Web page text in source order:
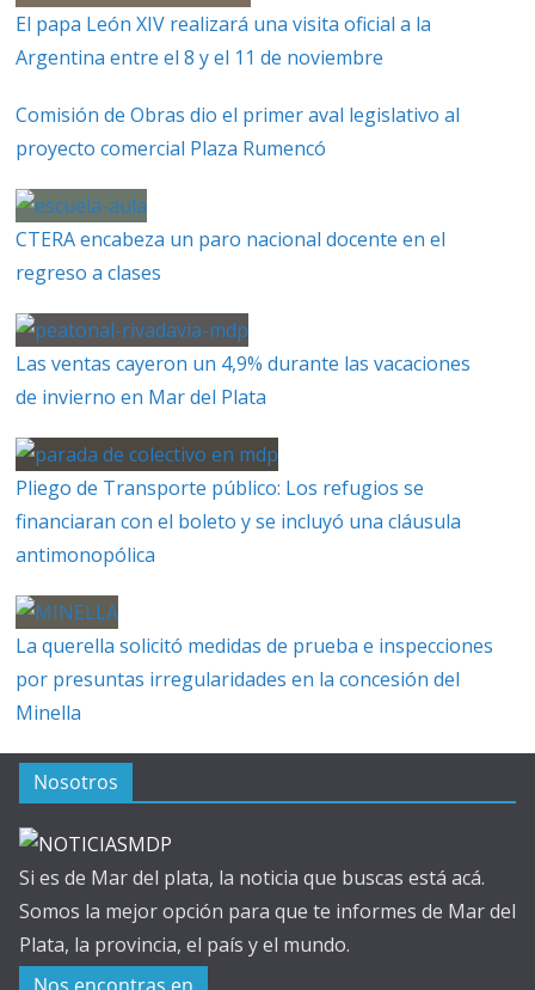
El papa León XIV realizará una visita oficial a la
Argentina entre el 8 y el 11 de noviembre
Comisión de Obras dio el primer aval legislativo al
proyecto comercial Plaza Rumencó
CTERA encabeza un paro nacional docente en el
regreso a clases
Las ventas cayeron un 4,9% durante las vacaciones
de invierno en Mar del Plata
Pliego de Transporte público: Los refugios se
financiaran con el boleto y se incluyó una cláusula
antimonopólica
La querella solicitó medidas de prueba e inspecciones
por presuntas irregularidades en la concesión del
Minella
Nosotros
Si es de Mar del plata, la noticia que buscas está acá.
Somos la mejor opción para que te informes de Mar del
Plata, la provincia, el país y el mundo.